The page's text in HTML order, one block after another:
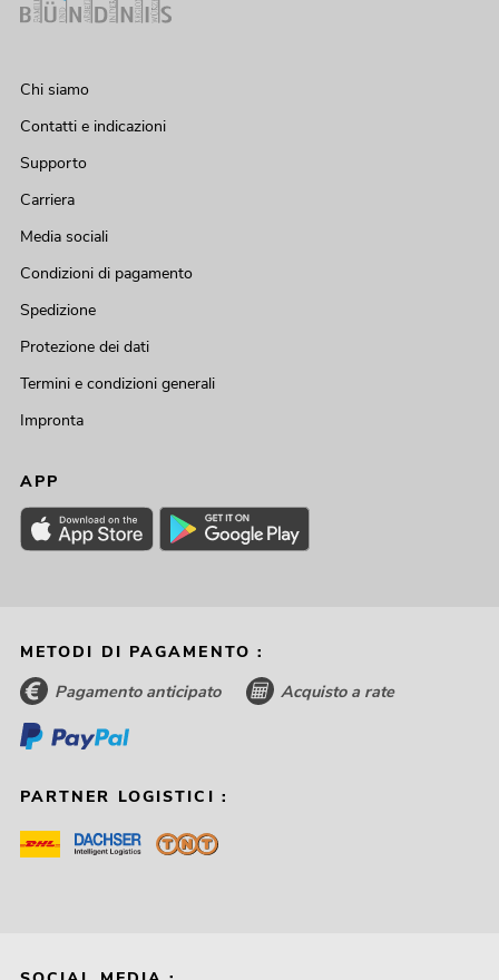
Chi siamo
Contatti e indicazioni
Supporto
Carriera
Media sociali
Condizioni di pagamento
Spedizione
Protezione dei dati
Termini e condizioni generali
Impronta
APP
METODI DI PAGAMENTO :
Pagamento anticipato Acquisto a rate
PARTNER LOGISTICI :